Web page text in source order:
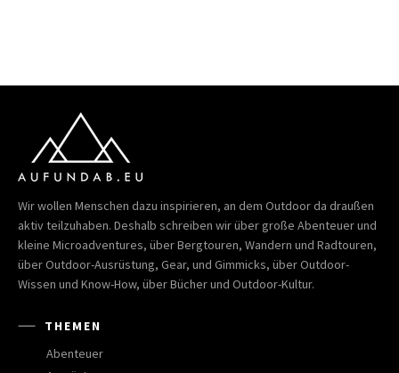
Wir wollen Menschen dazu inspirieren, an dem Outdoor da draußen
aktiv teilzuhaben. Deshalb schreiben wir über große Abenteuer und
kleine Microadventures, über Bergtouren, Wandern und Radtouren,
über Outdoor-Ausrüstung, Gear, und Gimmicks, über Outdoor-
Wissen und Know-How, über Bücher und Outdoor-Kultur.
THEMEN
Abenteuer